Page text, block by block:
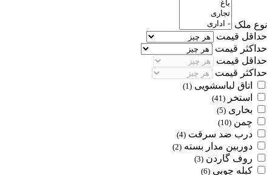
نوع ملک
حداقل قیمت
حداکثر قیمت
حداقل قیمت
حداکثر قیمت
اتاق لباسشویی (1)
استخر (41)
بخاری (5)
چمن (10)
درب ضد سرقت (4)
دوربین مدار بسته (2)
روف گاردن (3)
کبله چوبی (6)